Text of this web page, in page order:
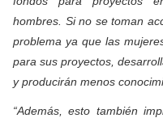
hombres. Si no se toman
problema ya que las
para sus proyectos,
y producirán menos
“Además, esto también